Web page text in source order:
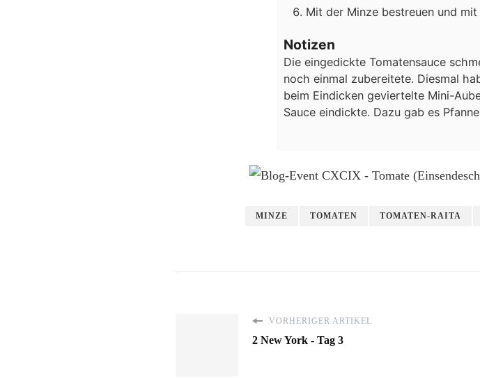
Mit der Minze bestreuen und
Notizen
Die eingedickte Tomatensauce
noch einmal zubereitete. Diesmal
beim Eindicken geviertelte Mini-
Sauce eindickte. Dazu gab es
MINZE TOMATEN TOMATEN-RAITA
VORHERIGER ARTIKEL
2 New York - Tag 3